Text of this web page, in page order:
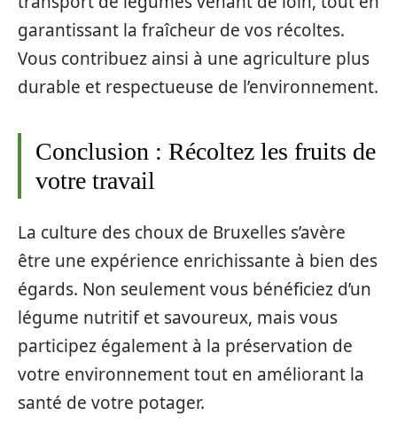
garantissant la fraîcheur de vos récoltes.
Vous contribuez ainsi à une agriculture plus
durable et respectueuse de l’environnement.
Conclusion : Récoltez les fruits de
votre travail
La culture des choux de Bruxelles s’avère
être une expérience enrichissante à bien des
égards. Non seulement vous bénéficiez d’un
légume nutritif et savoureux, mais vous
participez également à la préservation de
votre environnement tout en améliorant la
santé de votre potager.